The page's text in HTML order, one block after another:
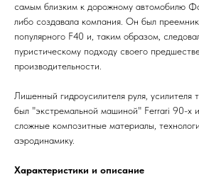
самым близким к дорожному автомобилю
либо создавала компания. Он был
популярного F40 и, таким образом,
пуристическому подходу своего
производительности.
Лишенный гидроусилителя руля, усилителя
был "экстремальной машиной" Ferrari 90-х
сложные композитные материалы,
аэродинамику.
Характеристики и описание